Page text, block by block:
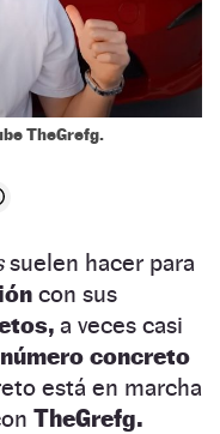
TheGrefg.
suelen hacer para
con sus
a veces casi
concreto
está en marcha
TheGrefg.